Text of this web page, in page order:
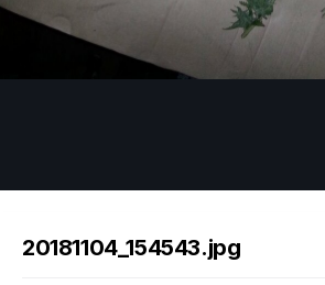
20181104_154543.jpg